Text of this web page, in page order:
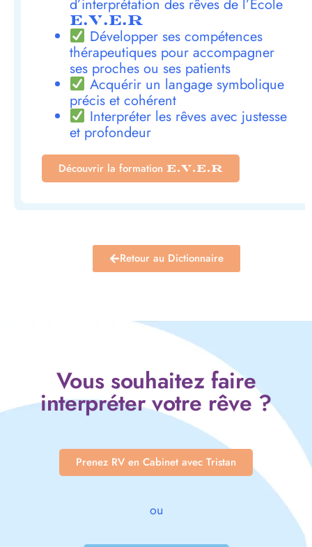
d’interprétation des rêves de l’École
E.V.E.R
Développer ses compétences
thérapeutiques pour accompagner
ses proches ou ses patients
Acquérir un langage symbolique
précis et cohérent
Interpréter les rêves avec justesse
et profondeur
Découvrir la formation E.V.E.R
Retour au Dictionnaire
Vous souhaitez faire
interpréter votre rêve ?
Prenez RV en Cabinet avec Tristan
ou